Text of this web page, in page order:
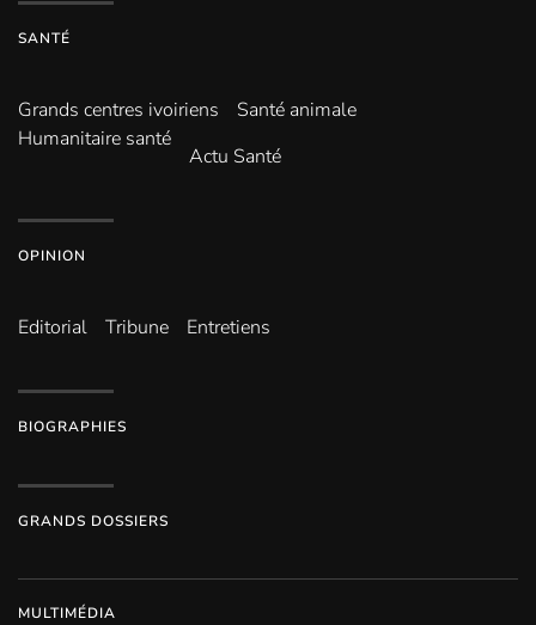
SANTÉ
Grands centres ivoiriens
Santé animale
Humanitaire santé
Actu Santé
OPINION
Editorial Tribune Entretiens
BIOGRAPHIES
GRANDS DOSSIERS
MULTIMÉDIA